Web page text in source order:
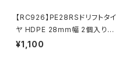
【RC926】PE28RSドリフトタイ
ヤ HDPE 28mm幅 2個入り
KN-DT11PE28
¥1,100